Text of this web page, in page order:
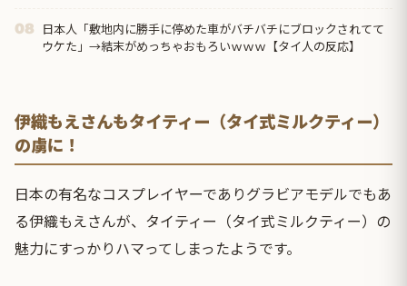
08
日本人「敷地内に勝手に停めた車がバチバチにブロックされてて
ウケた」→結末がめっちゃおもろいｗｗｗ【タイ人の反応】
伊織もえさんもタイティー（タイ式ミルクティー）
の虜に！
日本の有名なコスプレイヤーでありグラビアモデルでもあ
る伊織もえさんが、タイティー（タイ式ミルクティー）の
魅力にすっかりハマってしまったようです。